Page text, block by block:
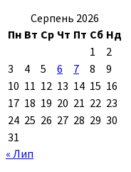
Серпень 2026
Пн Вт Ср Чт Пт Сб Нд
1
2
3
4 5 6 7 8
9
10 11 12 13 14 15 16
17 18 19 20 21 22 23
24 25 26 27 28 29 30
31
« Лип